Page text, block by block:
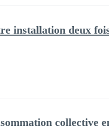
installation deux
collective